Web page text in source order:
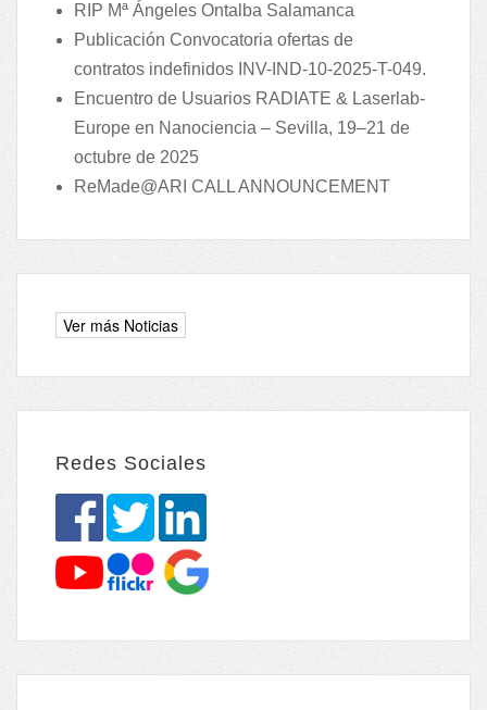
RIP Mª Ángeles Ontalba Salamanca
Publicación Convocatoria ofertas de
contratos indefinidos INV-IND-10-2025-T-049.
Encuentro de Usuarios RADIATE & Laserlab-
Europe en Nanociencia – Sevilla, 19–21 de
octubre de 2025
ReMade@ARI CALL ANNOUNCEMENT
Redes Sociales